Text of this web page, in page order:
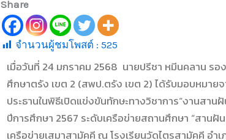
Share
จำนวนผู้ชมโพสต์ : 525
เมื่อวันที่ 24 มกราคม 2568 นายปรีชา หมีนคลาน ร
ศึกษาตรัง เขต 2 (สพป.ตรัง เขต 2) ได้รับมอบหมาย
ประธานในพิธีเปิดแข่งขันทักษะทางวิชาการ“งานส
ปีการศึกษา 2567 ระดับเครือข่ายสถานศึกษา “สา
เครือข่ายเสมาสามัคคี ณ โรงเรียนวัดไตรสามัคคี อ